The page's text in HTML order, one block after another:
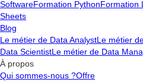
SoftwareFormation PythonFormation
Sheets
Blog
Le métier de Data AnalystLe métier
Data ScientistLe métier de Data
À propos
Qui sommes-nous ?Offre